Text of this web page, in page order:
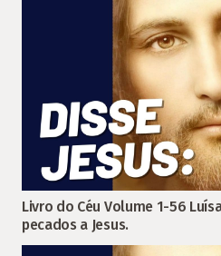
Livro do Céu Volume 1-56
pecados a Jesus.